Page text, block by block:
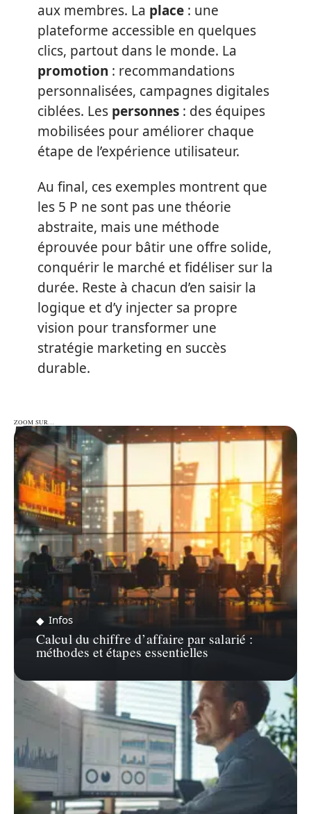
aux membres. La place : une
plateforme accessible en quelques
clics, partout dans le monde. La
promotion : recommandations
personnalisées, campagnes digitales
ciblées. Les personnes : des équipes
mobilisées pour améliorer chaque
étape de l’expérience utilisateur.
Au final, ces exemples montrent que
les 5 P ne sont pas une théorie
abstraite, mais une méthode
éprouvée pour bâtir une offre solide,
conquérir le marché et fidéliser sur la
durée. Reste à chacun d’en saisir la
logique et d’y injecter sa propre
vision pour transformer une
stratégie marketing en succès
durable.
ZOOM SUR…
ZOOM SUR…
Infos
Calcul du chiffre d’affaire par salarié :
méthodes et étapes essentielles